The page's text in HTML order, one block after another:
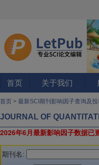
首页 关于我们
首页 > 最新SCI期刊影响因子查询及
JOURNAL OF
2026年6月最新影响因子数据已
期刊名: